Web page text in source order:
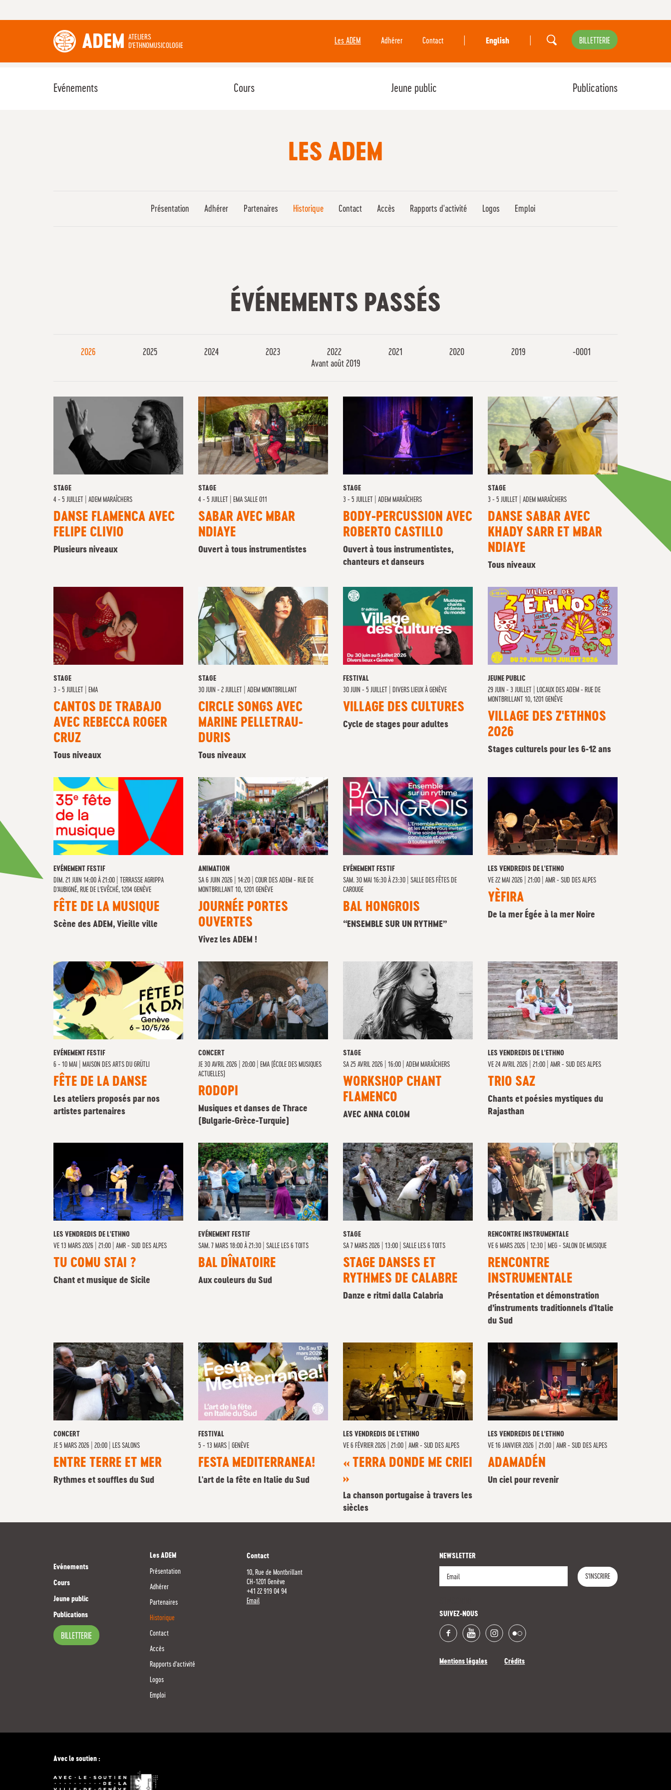
ADEM ATELIERS
D'ETHNOMUSICOLOGIE
BILLETTERIE
English
Les ADEM Adhérer Contact
Evénements Cours Jeune public Publications
LES ADEM
Présentation Adhérer Partenaires Historique Contact Accès Rapports d'activité Logos Emploi
ÉVÉNEMENTS PASSÉS
2026 2025 2024 2023 2022 2021 2020 2019
-0001
Avant août 2019
STAGE
4 - 5 JUILLET
ADEM MARAÎCHERS
DANSE FLAMENCA AVEC
FELIPE CLIVIO
Plusieurs niveaux
STAGE
4 - 5 JUILLET
EMA SALLE 011
SABAR AVEC MBAR
NDIAYE
Ouvert à tous instrumentistes
STAGE
3 - 5 JUILLET
ADEM MARAÎCHERS
BODY-PERCUSSION AVEC
ROBERTO CASTILLO
Ouvert à tous instrumentistes,
chanteurs et danseurs
STAGE
3 - 5 JUILLET
ADEM MARAÎCHERS
DANSE SABAR AVEC
KHADY SARR ET MBAR
NDIAYE
Tous niveaux
STAGE
3 - 5 JUILLET
EMA
CANTOS DE TRABAJO
AVEC REBECCA ROGER
CRUZ
Tous niveaux
STAGE
30 JUIN - 2 JUILLET
ADEM MONTBRILLANT
CIRCLE SONGS AVEC
MARINE PELLETRAU-
DURIS
Tous niveaux
FESTIVAL
30 JUIN - 5 JUILLET
DIVERS LIEUX À GENÈVE
VILLAGE DES CULTURES
Cycle de stages pour adultes
JEUNE PUBLIC
29 JUIN - 3 JUILLET
LOCAUX DES ADEM - RUE DE
MONTBRILLANT 10, 1201 GENÈVE
VILLAGE DES Z'ETHNOS
2026
Stages culturels pour les 6-12 ans
EVÉNEMENT FESTIF
DIM. 21 JUIN 14:00 À 21:00
TERRASSE AGRIPPA
D'AUBIGNÉ, RUE DE L'EVÊCHÉ, 1204 GENÈVE
FÊTE DE LA MUSIQUE
Scène des ADEM, Vieille ville
ANIMATION
SA 6 JUIN 2026 | 14:20
COUR DES ADEM - RUE DE
MONTBRILLANT 10, 1201 GENÈVE
JOURNÉE PORTES
OUVERTES
Vivez les ADEM !
EVÉNEMENT FESTIF
SAM. 30 MAI 16:30 À 23:30
SALLE DES FÊTES DE
CAROUGE
BAL HONGROIS
“ENSEMBLE SUR UN RYTHME”
LES VENDREDIS DE L'ETHNO
VE 22 MAI 2026 | 21:00 AMR - SUD DES ALPES
YÈFIRA
De la mer Égée à la mer Noire
EVÉNEMENT FESTIF
6 - 10 MAI
MAISON DES ARTS DU GRÜTLI
FÊTE DE LA DANSE
Les ateliers proposés par nos
artistes partenaires
CONCERT
JE 30 AVRIL 2026 | 20:00
EMA (ÉCOLE DES MUSIQUES
ACTUELLES)
RODOPI
Musiques et danses de Thrace
(Bulgarie-Grèce-Turquie)
STAGE
SA 25 AVRIL 2026 | 16:00 ADEM MARAÎCHERS
WORKSHOP CHANT
FLAMENCO
AVEC ANNA COLOM
LES VENDREDIS DE L'ETHNO
VE 24 AVRIL 2026 | 21:00 AMR - SUD DES ALPES
TRIO SAZ
Chants et poésies mystiques du
Rajasthan
LES VENDREDIS DE L'ETHNO
VE 13 MARS 2026 | 21:00 AMR - SUD DES ALPES
TU COMU STAI ?
Chant et musique de Sicile
EVÉNEMENT FESTIF
SAM. 7 MARS 18:00 À 21:30
SALLE LES 6 TOITS
BAL DÎNATOIRE
Aux couleurs du Sud
STAGE
SA 7 MARS 2026 | 13:00 SALLE LES 6 TOITS
STAGE DANSES ET
RYTHMES DE CALABRE
Danze e ritmi dalla Calabria
RENCONTRE INSTRUMENTALE
VE 6 MARS 2026 | 12:30 MEG - SALON DE MUSIQUE
RENCONTRE
INSTRUMENTALE
Présentation et démonstration
d’instruments traditionnels d'Italie
du Sud
CONCERT
JE 5 MARS 2026 | 20:00 LES SALONS
ENTRE TERRE ET MER
Rythmes et souffles du Sud
FESTIVAL
5 - 13 MARS
GENÈVE
FESTA MEDITERRANEA!
L'art de la fête en Italie du Sud
LES VENDREDIS DE L'ETHNO
VE 6 FÉVRIER 2026 | 21:00 AMR - SUD DES ALPES
« TERRA DONDE ME CRIEI
»
La chanson portugaise à travers les
siècles
LES VENDREDIS DE L'ETHNO
VE 16 JANVIER 2026 | 21:00 AMR - SUD DES ALPES
ADAMADÉN
Un ciel pour revenir
Evénements
Cours
Jeune public
Publications
BILLETTERIE
Les ADEM
Présentation
Adhérer
Partenaires
Historique
Contact
Accès
Rapports d'activité
Logos
Emploi
Contact
10, Rue de Montbrillant
CH-1201 Genève
+41 22 919 04 94
Email
NEWSLETTER
S'INSCRIRE
SUIVEZ-NOUS
Mentions légales Crédits
Avec le soutien :